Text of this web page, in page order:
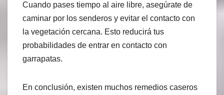
Cuando pases tiempo al aire libre, asegúrate de
caminar por los senderos y evitar el contacto con
la vegetación cercana. Esto reducirá tus
probabilidades de entrar en contacto con
garrapatas.
En conclusión, existen muchos remedios caseros